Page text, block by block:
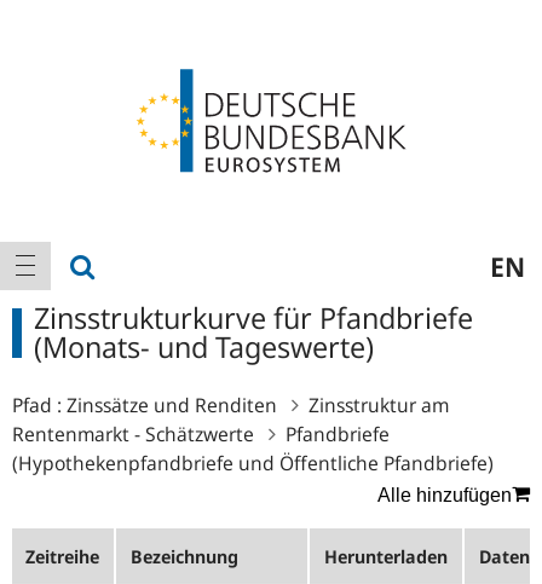
Hauptnavigation
Navigation anzeigen EN
Zinsstrukturkurve für Pfandbriefe
(Monats- und Tageswerte)
Pfad : Zinssätze und Renditen
Zinsstruktur am
Rentenmarkt - Schätzwerte
Pfandbriefe
(Hypothekenpfandbriefe und Öffentliche Pfandbriefe)
Alle hinzufügen
Zeitreihe Bezeichnung Herunterladen